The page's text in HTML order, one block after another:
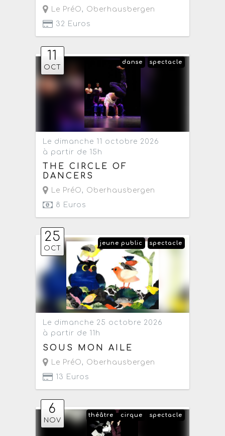
Le PréO, Oberhausbergen
32 Euros
11
OCT
spectacle
danse
Le dimanche 11 octobre 2026
à partir de 15h
THE CIRCLE OF
DANCERS
Le PréO, Oberhausbergen
8 Euros
25
OCT
spectacle
jeune public
Le dimanche 25 octobre 2026
à partir de 11h
SOUS MON AILE
Le PréO, Oberhausbergen
13 Euros
6
NOV
spectacle
cirque
théâtre